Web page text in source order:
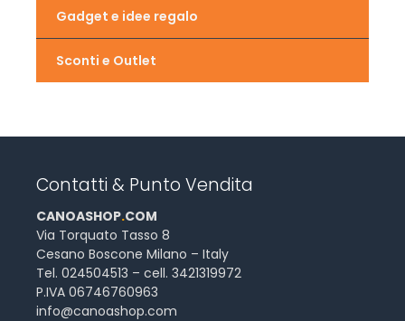
Gadget e idee regalo
Sconti e Outlet
Contatti & Punto Vendita
CANOASHOP.COM
Via Torquato Tasso 8
Cesano Boscone Milano – Italy
Tel. 024504513 – cell. 3421319972
P.IVA 06746760963
info@canoashop.com